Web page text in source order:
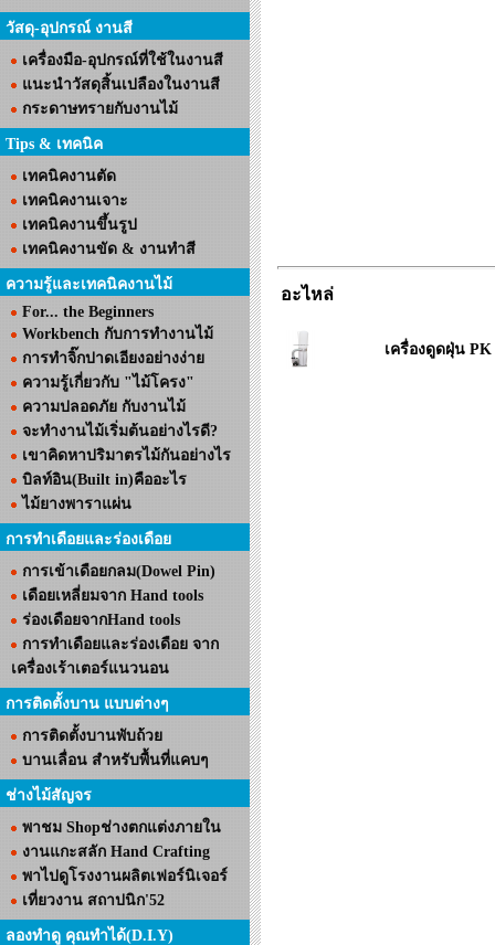
วัสดุ-อุปกรณ์ งานสี
เครื่องมือ-อุปกรณ์ที่ใช้ในงานสี
แนะนำวัสดุสิ้นเปลืองในงานสี
กระดาษทรายกับงานไม้
Tips & เทคนิค
เทคนิคงานตัด
เทคนิคงานเจาะ
เทคนิคงานขึ้นรูป
เทคนิคงานขัด & งานทำสี
ความรู้และเทคนิคงานไม้
For... the Beginners
Workbench กับการทำงานไม้
การทำจิ๊กปาดเอียงอย่างง่าย
ความรู้เกี่ยวกับ "ไม้โครง"
ความปลอดภัย กับงานไม้
จะทำงานไม้เริ่มต้นอย่างไรดี?
เขาคิดหาปริมาตรไม้กันอย่างไร
บิลท์อิน(Built in)คืออะไร
ไม้ยางพาราแผ่น
การทำเดือยและร่องเดือย
การเข้าเดือยกลม(Dowel Pin)
เดือยเหลี่ยมจาก Hand tools
ร่องเดือยจากHand tools
การทำเดือยและร่องเดือย จาก
เครื่องเร้าเตอร์แนวนอน
การติดตั้งบาน แบบต่างๆ
การติดตั้งบานพับถ้วย
บานเลื่อน สำหรับพื้นที่แคบๆ
ช่างไม้สัญจร
พาชม Shopช่างตกแต่งภายใน
งานแกะสลัก Hand Crafting
พาไปดูโรงงานผลิตเฟอร์นิเจอร์
เที่ยวงาน สถาปนิก'52
ลองทำดู คุณทำได้(D.I.Y)
อะไหล่
เครื่องดูดฝุ่น PK